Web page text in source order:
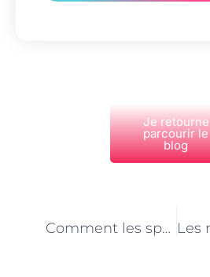
Je retourne
parcourir le
blog
Comment les spécialistes de l’alimentation animale à Paris contribuent-ils à la santé et au bien-être des animaux ?